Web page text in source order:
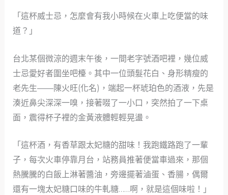
「這杯威士忌，怎麼會有我小時候在火車上吃便當的味
道？」
台北某個微涼的週末午後，一間老字號酒吧裡，幾位威
士忌愛好者圍坐吧檯。其中一位頭髮花白、身形精瘦的
老先生——陳火旺(化名)，端起一杯琥珀色的酒液，先是
湊近鼻尖深深一嗅，接著啜了一小口，突然拍了一下桌
面，震得杯子裡的金黃液體輕輕晃盪。
「這杯酒，有香草跟太妃糖的甜味！我跑鐵路跑了一輩
子，每次火車停靠月台，站務員推著便當車過來，那個
熱騰騰的白飯上淋著醬油，旁邊擺著滷蛋、香腸，偶爾
還有一塊太妃糖口味的牛軋糖……啊，就是這個味啦！」